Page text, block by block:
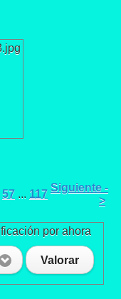
57 ... 117
Siguiente -
>
por ahora
Valorar